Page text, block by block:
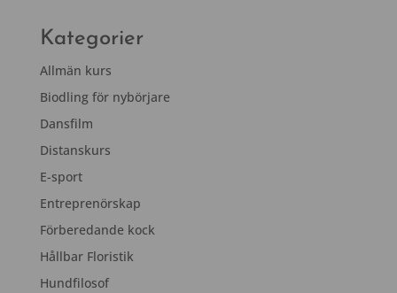
Kategorier
Allmän kurs
Biodling för nybörjare
Dansfilm
Distanskurs
E-sport
Entreprenörskap
Förberedande kock
Hållbar Floristik
Hundfilosof